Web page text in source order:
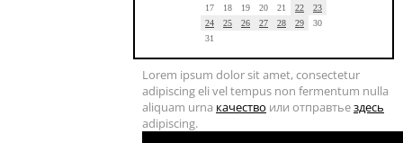
17
18 19 20 21 22
23
24
25 26 27 28 29
30
31
Lorem ipsum dolor sit amet, consectetur
adipiscing eli vel tempus non fermentum nulla
aliquam urna качество или отправтьездесь
adipiscing.